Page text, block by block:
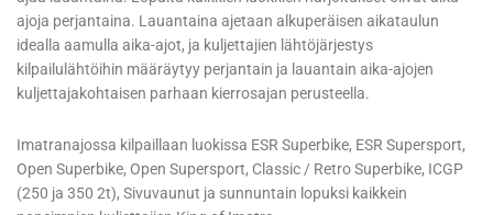
ajoja perjantaina. Lauantaina ajetaan alkuperäisen aikataulun
idealla aamulla aika-ajot, ja kuljettajien lähtöjärjestys
kilpailulähtöihin määräytyy perjantain ja lauantain aika-ajojen
kuljettajakohtaisen parhaan kierrosajan perusteella.
Imatranajossa kilpaillaan luokissa ESR Superbike, ESR Supersport,
Open Superbike, Open Supersport, Classic / Retro Superbike, ICGP
(250 ja 350 2t), Sivuvaunut ja sunnuntain lopuksi kaikkein